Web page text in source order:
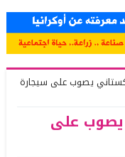
يصوب على سيجارة
يصوب على